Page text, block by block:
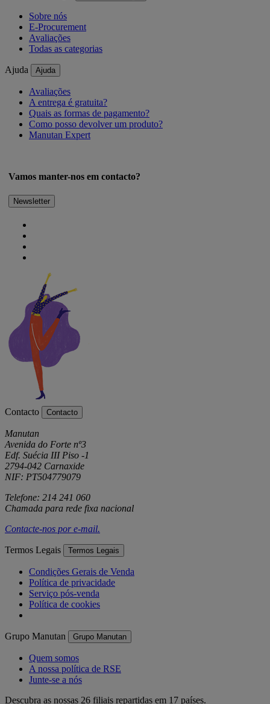
Sobre nós
E-Procurement
Avaliações
Todas as categorias
Ajuda Ajuda
Avaliações
A entrega é gratuita?
Quais as formas de pagamento?
Como posso devolver um produto?
Manutan Expert
Vamos manter-nos em contacto?
Newsletter
Contacto Contacto
Manutan
Avenida do Forte nº3
Edf. Suécia III Piso -1
2794-042 Carnaxide
NIF: PT504779079
Telefone: 214 241 060
Chamada para rede fixa nacional
Contacte-nos pore-mail.
Termos Legais Termos Legais
Condições Gerais de Venda
Política de privacidade
Serviço pós-venda
Política de cookies
Grupo Manutan Grupo Manutan
Quem somos
A nossa política de RSE
Junte-se a nós
Descubra as nossas 26 filiais repartidas em 17 países.